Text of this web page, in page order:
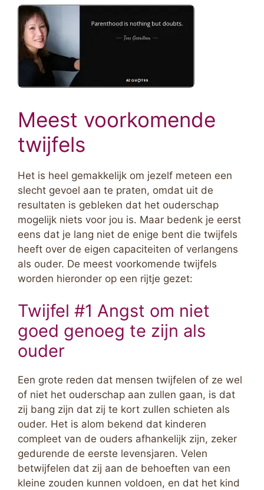
Meest voorkomende
twijfels
Het is heel gemakkelijk om jezelf meteen een
slecht gevoel aan te praten, omdat uit de
resultaten is gebleken dat het ouderschap
mogelijk niets voor jou is. Maar bedenk je eerst
eens dat je lang niet de enige bent die twijfels
heeft over de eigen capaciteiten of verlangens
als ouder. De meest voorkomende twijfels
worden hieronder op een rijtje gezet:
Twijfel #1 Angst om niet
goed genoeg te zijn als
ouder
Een grote reden dat mensen twijfelen of ze wel
of niet het ouderschap aan zullen gaan, is dat
zij bang zijn dat zij te kort zullen schieten als
ouder. Het is alom bekend dat kinderen
compleet van de ouders afhankelijk zijn, zeker
gedurende de eerste levensjaren. Velen
betwijfelen dat zij aan de behoeften van een
kleine zouden kunnen voldoen, en dat het kind